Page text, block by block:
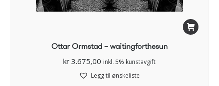
Ottar Ormstad – waitingforthesun
kr 3.675,00 inkl. 5% kunstavgift
Legg til ønskeliste